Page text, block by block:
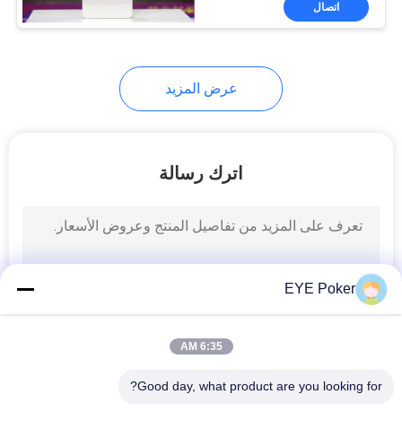
جونغ أجهزة الغش
لعبة البوكر لعبة نظام
17
اتصال
عرض المزيد
اترك رسالة
EYE Poker
6:35 AM
Good day, what product are you looking for?